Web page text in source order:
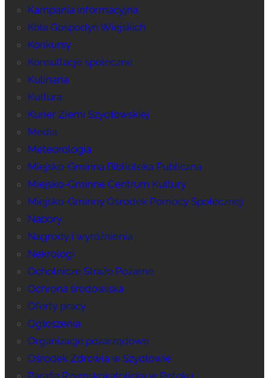
Kampania informacyjna
Koła Gospodyń Wiejskich
Konkursy
Konsultacje społeczne
Kulinaria
Kultura
Kurier Ziemi Szydłowskiej
Media
Meteorologia
Miejsko-Gminna Biblioteka Publiczna
Miejsko-Gminne Centrum Kultury
Miejsko-Gminny Ośrodek Pomocy Społecznej
Nabory
Nagrody i wyróżnienia
Nekrologi
Ochotnicze Straże Pożarne
Ochrona środowiska
Oferty pracy
Ogłoszenia
Organizacje pozarządowe
Ośrodek Zdrowia w Szydłowie